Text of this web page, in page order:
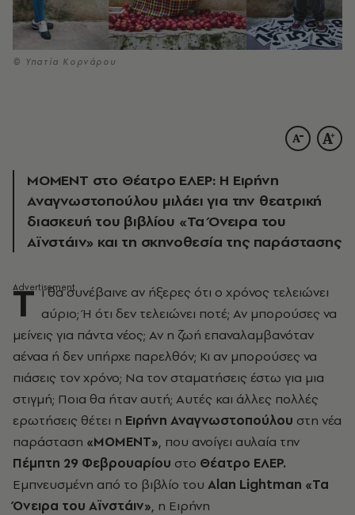
© Υπατία Κορνάρου
MOMENT στο Θέατρο ΕΛΕΡ: Η Ειρήνη
Αναγνωστοπούλου μιλάει για την θεατρική
διασκευή του βιβλίου «Τα Όνειρα του
Αϊνστάιν» και τη σκηνοθεσία της παράστασης
Τ ι θα συνέβαινε αν ήξερες ότι ο χρόνος τελειώνει
αύριο;Ή ότι δεν τελειώνει ποτέ; Αν μπορούσες να
μείνεις για πάντα νέος; Αν η ζωή επαναλαμβανόταν
αέναα ή δεν υπήρχε παρελθόν; Κι αν μπορούσες να
πιάσεις τον χρόνο; Να τον σταματήσεις έστω για μια
στιγμή; Ποια θα ήταν αυτή; Αυτές και άλλες πολλές
ερωτήσεις θέτει η Ειρήνη Αναγνωστοπούλου στη νέα
παράσταση «MOMENT», που ανοίγει αυλαία την
Πέμπτη 29 Φεβρουαρίου στο Θέατρο ΕΛΕΡ.
Εμπνευσμένη από το βιβλίο του Alan Lightman «Τα
Όνειρα του Αϊνστάιν», η Ειρήνη